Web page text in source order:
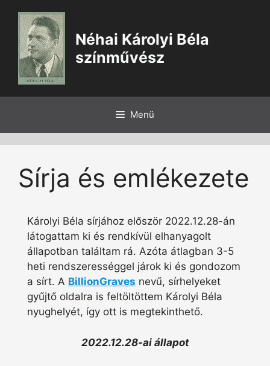
tartalomba
Néhai Károlyi Béla
színművész
Menü
Sírja és emlékezete
Károlyi Béla sírjához először 2022.12.28-án
látogattam ki és rendkívül elhanyagolt
állapotban találtam rá. Azóta átlagban 3-5
heti rendszerességgel járok ki és gondozom
a sírt. A BillionGraves nevű, sírhelyeket
gyűjtő oldalra is feltöltöttem Károlyi Béla
nyughelyét, így ott is megtekinthető.
2022.12.28-ai állapot